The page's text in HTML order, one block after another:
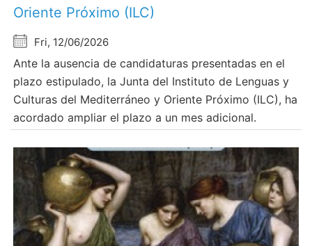
Oriente Próximo (ILC)
Fri, 12/06/2026
Ante la ausencia de candidaturas presentadas en el
plazo estipulado, la Junta del Instituto de Lenguas y
Culturas del Mediterráneo y Oriente Próximo (ILC), ha
acordado ampliar el plazo a un mes adicional.